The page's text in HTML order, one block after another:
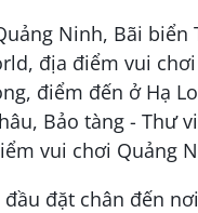
đặt chân đến